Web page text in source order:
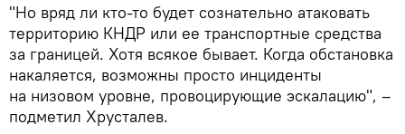
"Но вряд ли кто-то будет сознательно атаковать
территорию КНДР или ее транспортные средства
за границей. Хотя всякое бывает. Когда обстановка
накаляется, возможны просто инциденты
на низовом уровне, провоцирующие эскалацию", –
подметил Хрусталев.